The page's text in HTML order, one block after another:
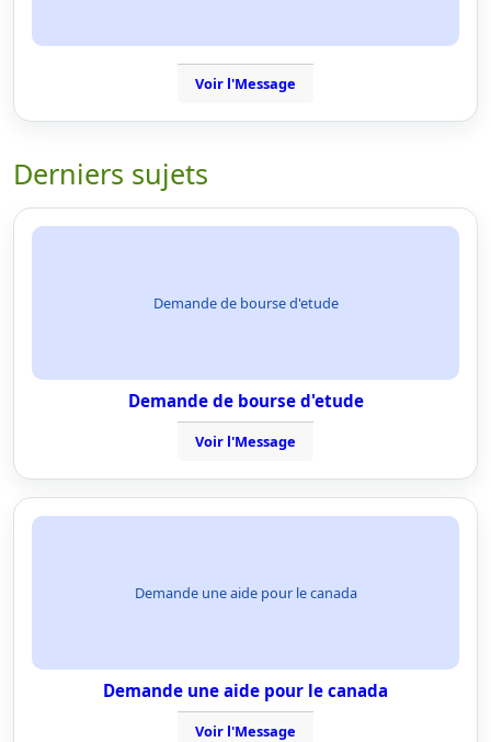
Voir l'Message
Derniers sujets
Demande de bourse d'etude
Demande de bourse d'etude
Voir l'Message
Demande une aide pour le canada
Demande une aide pour le canada
Voir l'Message